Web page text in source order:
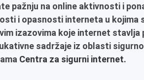
pažnju na online aktivnosti i
i opasnosti interneta u kojima
izazovima koje internet stavlja
sadržaje iz oblasti
Centra za sigurni internet.